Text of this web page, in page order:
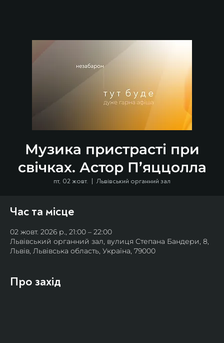
Музика пристрасті при
свічках. Астор П’яццолла
пт, 02 жовт.
  |
Львівський органний зал
Час та місце
02 жовт. 2026 р., 21:00 – 22:00
Львівський органний зал, вулиця Степана Бандери, 8,
Львів, Львівська область, Україна, 79000
Про захід